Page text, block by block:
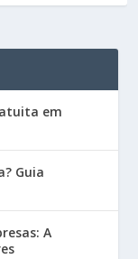
em
Guia
A